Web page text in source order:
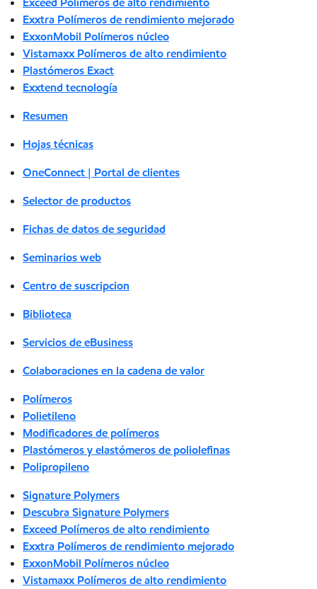
Exxtra Polímeros de rendimiento mejorado
ExxonMobil Polímeros núcleo
Vistamaxx Polímeros de alto rendimiento
Plastómeros Exact
Exxtend tecnología
Resumen
Hojas técnicas
OneConnect | Portal de clientes
Selector de productos
Fichas de datos de seguridad
Seminarios web
Centro de suscripcion
Biblioteca
Servicios de eBusiness
Colaboraciones en la cadena de valor
Polímeros
Polietileno
Modificadores de polímeros
Plastómeros y elastómeros de poliolefinas
Polipropileno
Signature Polymers
Descubra Signature Polymers
Exceed Polímeros de alto rendimiento
Exxtra Polímeros de rendimiento mejorado
ExxonMobil Polímeros núcleo
Vistamaxx Polímeros de alto rendimiento